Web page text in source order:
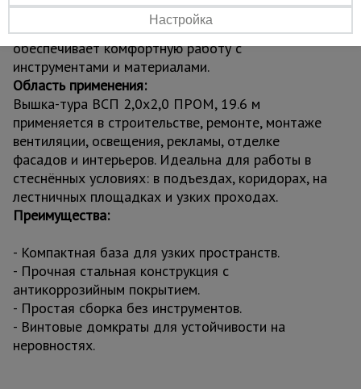
замками — без инструментов и специальных
навыков. Грузоподъёмность до 250 кг
обеспечивает комфортную работу с
инструментами и материалами.
Область применения:
Вышка-тура ВСП 2,0x2,0 ПРОМ, 19.6 м
применяется в строительстве, ремонте, монтаже
вентиляции, освещения, рекламы, отделке
фасадов и интерьеров. Идеальна для работы в
стеснённых условиях: в подъездах, коридорах, на
лестничных площадках и узких проходах.
Преимущества:
- Компактная база для узких пространств.
- Прочная стальная конструкция с
антикоррозийным покрытием.
- Простая сборка без инструментов.
- Винтовые домкраты для устойчивости на
неровностях.
Настройка